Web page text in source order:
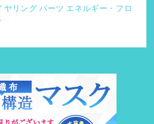
ヤリング パーツ エネルギー・フロ